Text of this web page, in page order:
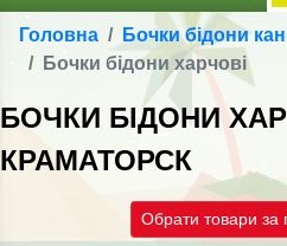
Головна
Бочки бідони
Бочки бідони харчові
БОЧКИ БІДОНИ
КРАМАТОРСК
Обрати товари за